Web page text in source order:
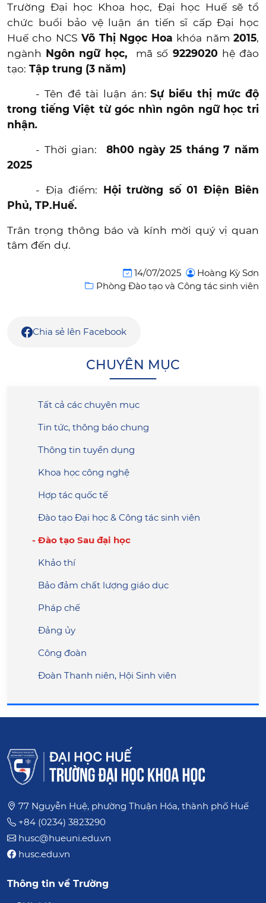
Trường Đại học Khoa học, Đại học Huế sẽ tổ
chức buổi bảo vệ luận án tiến sĩ cấp Đại học
Huế cho NCSVõ Thị Ngọc Hoa khóa năm2015,
ngành Ngôn ngữ học, mã số 9229020 hệ đào
tạo: Tập trung (3 năm)
- Tên đề tài luận án: Sự biểu thị mức độ
trong tiếng Việt từ góc nhìn ngôn ngữ học tri
nhận.
- Thời gian: 8h00 ngày 25 tháng 7 năm
2025
- Địa điểm: Hội trường số 01 Điện Biên
Phủ, TP.Huế.
Trân trọng thông báo và kính mời quý vị quan
tâm đến dự.
14/07/2025
Hoàng Kỳ Sơn
Phòng Đào tạo và Công tác sinh viên
Chia sẻ lên Facebook
CHUYÊN MỤC
Tất cả các chuyên mục
Tin tức, thông báo chung
Thông tin tuyển dụng
Khoa học công nghệ
Hợp tác quốc tế
Đào tạo Đại học & Công tác sinh viên
Đào tạo Sau đại học
Khảo thí
Bảo đảm chất lượng giáo dục
Pháp chế
Đảng ủy
Công đoàn
Đoàn Thanh niên, Hội Sinh viên
77 Nguyễn Huệ, phường Thuận Hóa, thành phố Huế
+84 (0234) 3823290
husc@hueuni.edu.vn
husc.edu.vn
Thông tin về Trường